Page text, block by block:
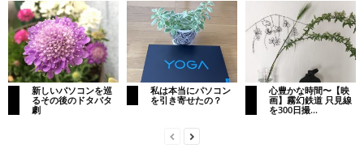
新しいパソコンを巡
るその後のドタバタ
劇
私は本当にパソコン
を引き寄せたの？
心豊かな時間〜【映
画】霧幻鉄道 只見線
を300日撮...